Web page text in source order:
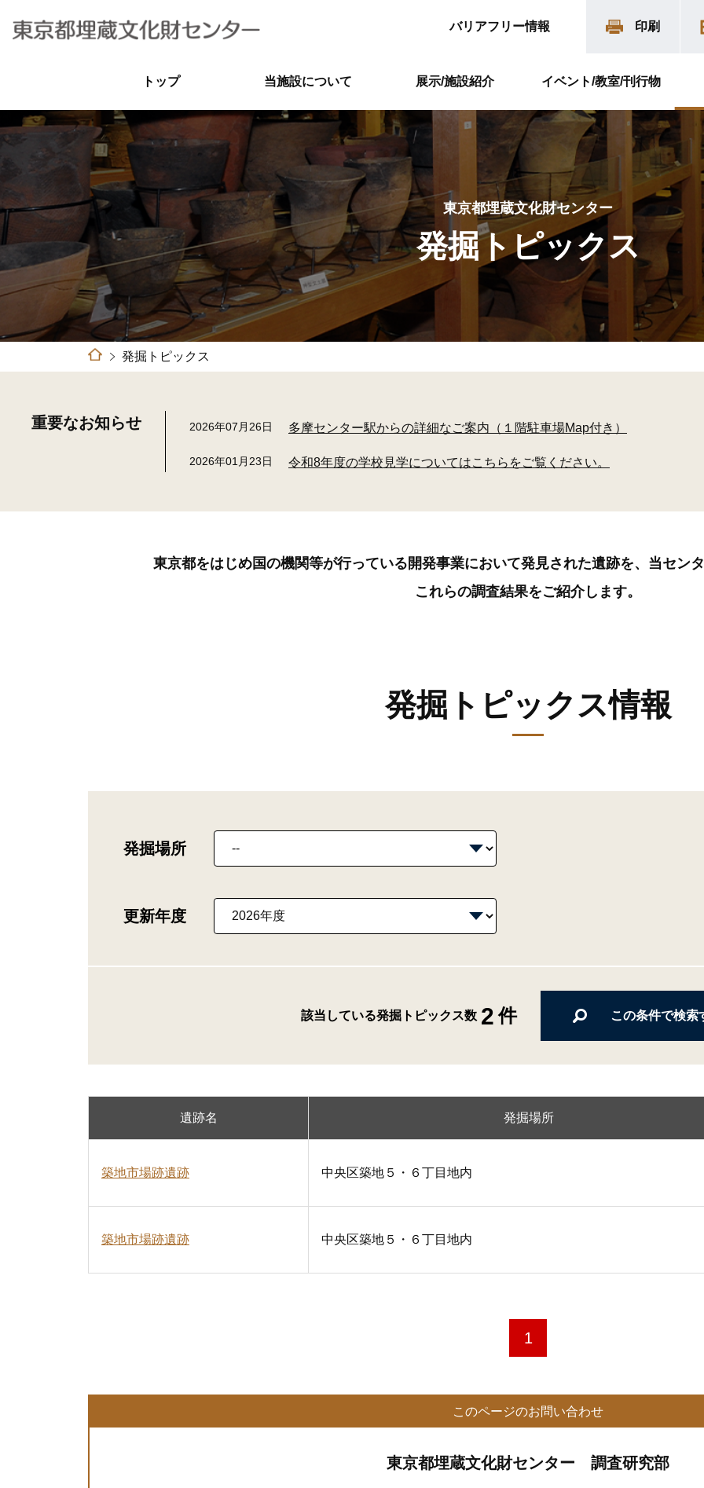
バリアフリー情報 印刷
トップ 当施設について 展示/施設紹介 イベント/教室/刊行物
東京都埋蔵文化財センター
発掘トピックス
発掘トピックス
重要なお知らせ 2026年07月26日 多摩センター駅からの詳細なご案内（１階駐車場Map付き）
2026年01月23日 令和8年度の学校見学についてはこちらをご覧ください。
東京都をはじめ国の機関等が行っている開発事業において発見された遺跡を、当セン
これらの調査結果をご紹介します。
発掘トピックス情報
発掘場所
更新年度
該当している発掘トピックス数 2 件 この条件で検索
遺跡名 発掘場所
築地市場跡遺跡 中央区築地５・６丁目地内
築地市場跡遺跡 中央区築地５・６丁目地内
1
このページのお問い合わせ
東京都埋蔵文化財センター 調査研究部